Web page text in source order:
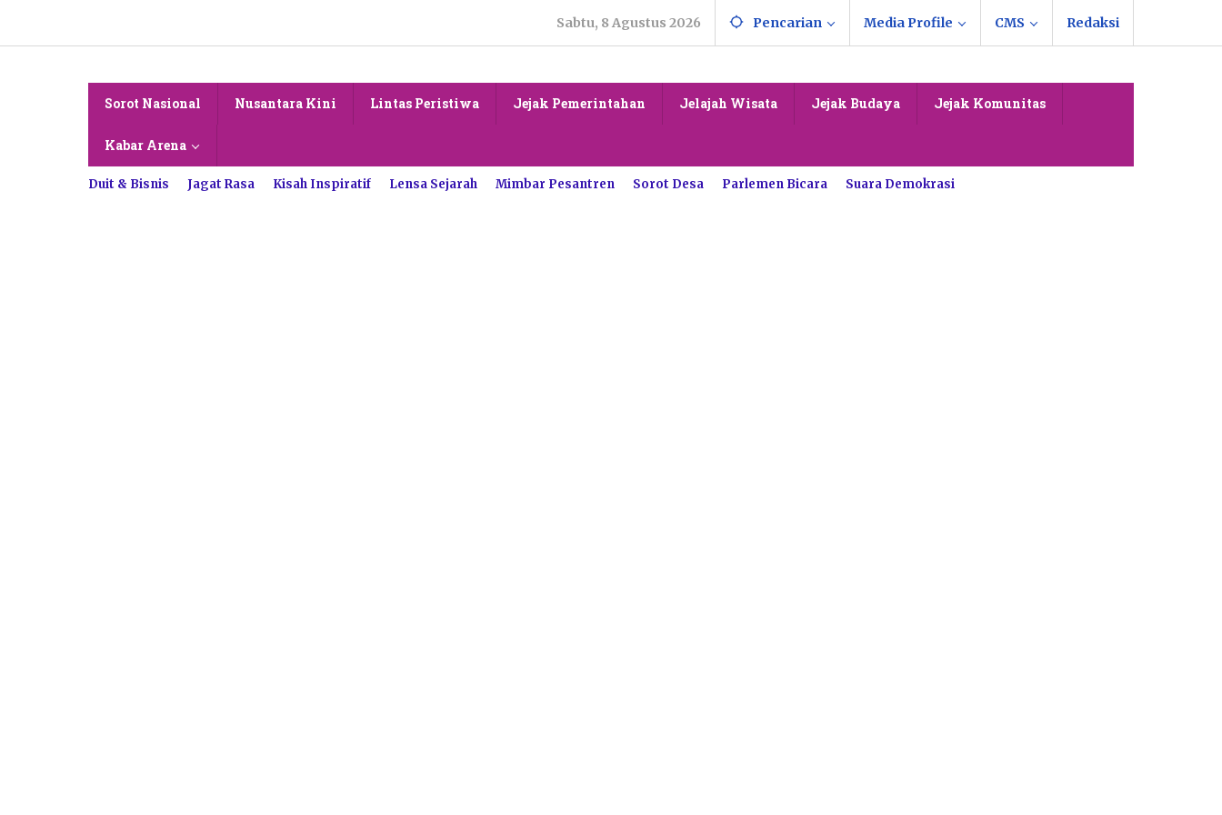
konten
Sabtu, 8 Agustus 2026 Pencarian Media Profile CMS Redaksi
Sorot Nasional Nusantara Kini Lintas Peristiwa Jejak Pemerintahan Jelajah Wisata Jejak Budaya Jejak Komunitas
Kabar Arena
Duit & Bisnis Jagat Rasa Kisah Inspiratif Lensa Sejarah Mimbar Pesantren Sorot Desa Parlemen Bicara Suara Demokrasi